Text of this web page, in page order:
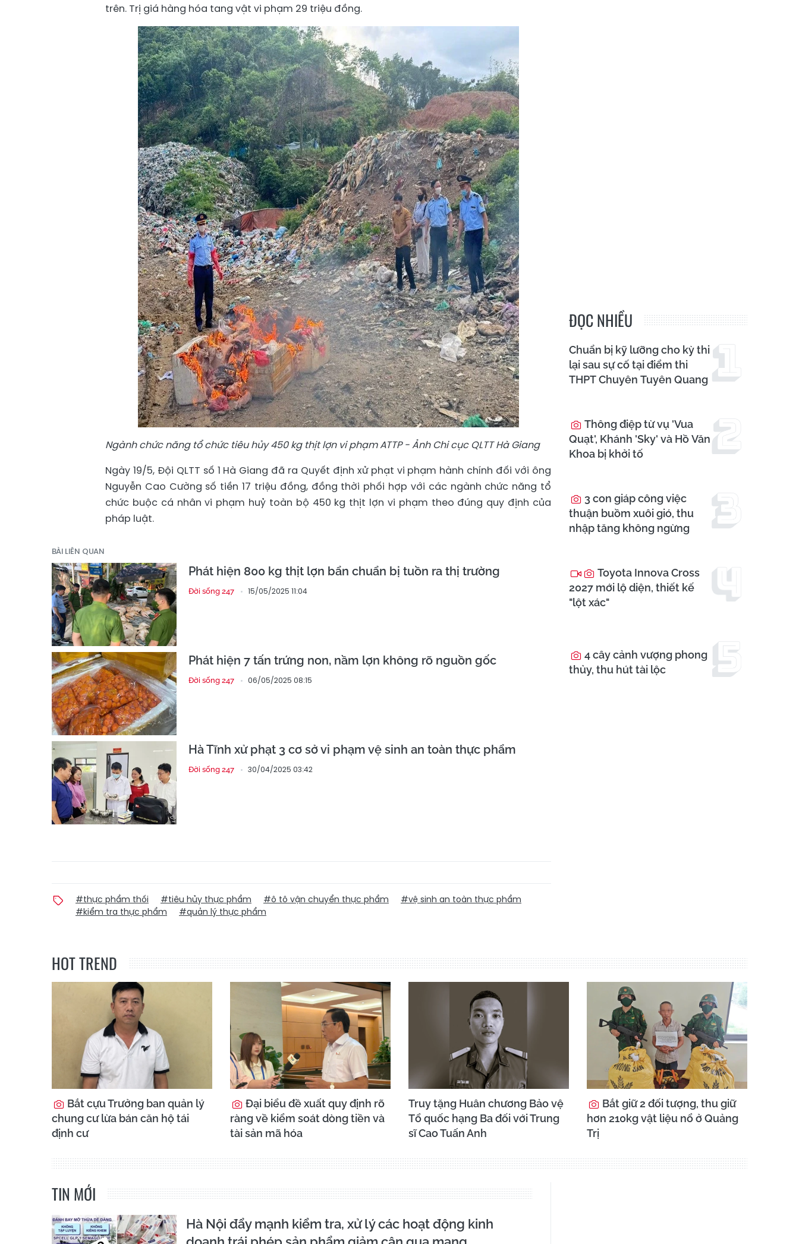
trên. Trị giá hàng hóa tang vật vi phạm 29 triệu đồng.
Ngành chức năng tổ chức tiêu hủy 450 kg thịt lợn vi phạm ATTP - Ảnh Chi cục QLTT Hà Giang
Ngày 19/5, Đội QLTT số 1 Hà Giang đã ra Quyết định xử phạt vi phạm hành chính đối với ông
Nguyễn Cao Cường số tiền 17 triệu đồng, đồng thời phối hợp với các ngành chức năng tổ
chức buộc cá nhân vi phạm huỷ toàn bộ 450 kg thịt lợn vi phạm theo đúng quy định của
pháp luật.
BÀI LIÊN QUAN
Phát hiện 800 kg thịt lợn bẩn chuẩn bị tuồn ra thị trường
Đời sống 247 15/05/2025 11:04
Phát hiện 7 tấn trứng non, nầm lợn không rõ nguồn gốc
Đời sống 247 06/05/2025 08:15
Hà Tĩnh xử phạt 3 cơ sở vi phạm vệ sinh an toàn thực phẩm
Đời sống 247 30/04/2025 03:42
#thực phẩm thối #tiêu hủy thực phẩm #ô tô vận chuyển thực phẩm
#vệ sinh an toàn thực phẩm
#kiểm tra thực phẩm
#quản lý thực phẩm
ĐỌC NHIỀU
Chuẩn bị kỹ lưỡng cho kỳ thi
lại sau sự cố tại điểm thi
THPT Chuyên Tuyên Quang
Thông điệp từ vụ 'Vua
Quạt', Khánh 'Sky' và Hồ Văn
Khoa bị khởi tố
3 con giáp công việc
thuận buồm xuôi gió, thu
nhập tăng không ngừng
Toyota Innova Cross
2027 mới lộ diện, thiết kế
"lột xác"
4 cây cảnh vượng phong
thủy, thu hút tài lộc
HOT TREND
Bắt cựu Trưởng ban quản lý
chung cư lừa bán căn hộ tái
định cư
Đại biểu đề xuất quy định rõ
ràng về kiểm soát dòng tiền và
tài sản mã hóa
Truy tặng Huân chương Bảo vệ
Tổ quốc hạng Ba đối với Trung
sĩ Cao Tuấn Anh
Bắt giữ 2 đối tượng, thu giữ
hơn 210kg vật liệu nổ ở Quảng
Trị
TIN MỚI
Hà Nội đẩy mạnh kiểm tra, xử lý các hoạt động kinh